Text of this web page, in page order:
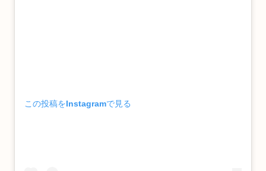
この投稿をInstagramで見る